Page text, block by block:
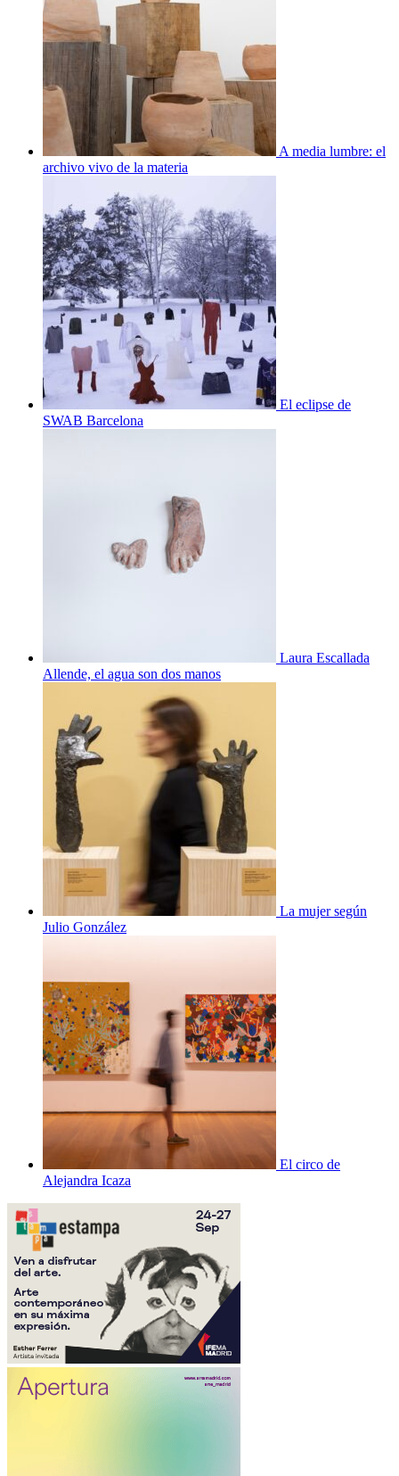
A media lumbre: el
archivo vivo de la materia
El eclipse de
SWAB Barcelona
Laura Escallada
Allende, el agua son dos manos
La mujer según
Julio González
El circo de
Alejandra Icaza